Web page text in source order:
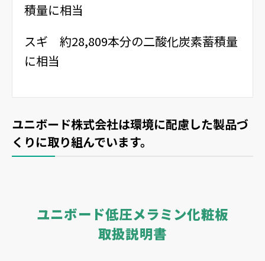
積量に相当
スギ 約28,809本分の二酸化炭素蓄積量
に相当
ユニボード株式会社は環境に配慮した製品づ
くりに取り組んでいます。
ユニボード低圧メラミン化粧板
取扱説明書